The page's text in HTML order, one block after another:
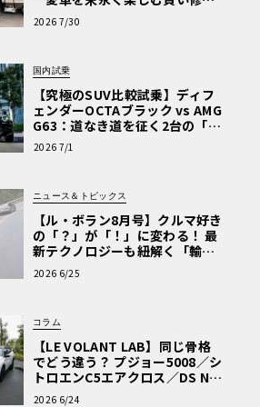
術と、プロがフックス製オイル
を選ぶ理由〈PR〉
2026 7/30
国内試乗
【究極のSUV比較試乗】ディフ
ェンダーOCTAブラック vs AMG
G63：道なき道を征く2台の「対
極的アプローチ」
2026 7/1
ニュース＆トピックス
【ル・ボラン8月号】クルマ好き
の「？」が「！」に変わる！ 最
新テクノロジーも紐解く「輸入
車Q&A」
2026 6/25
コラム
【LE VOLANT LAB】同じ骨格
でどう違う？ プジョー5008／シ
トロエンC5エアクロス／DS Nº4
読者一気乗りレポート
2026 6/24